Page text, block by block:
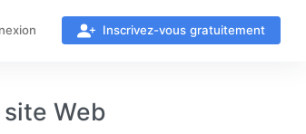
Inscrivez-vous gratuitement
site Web